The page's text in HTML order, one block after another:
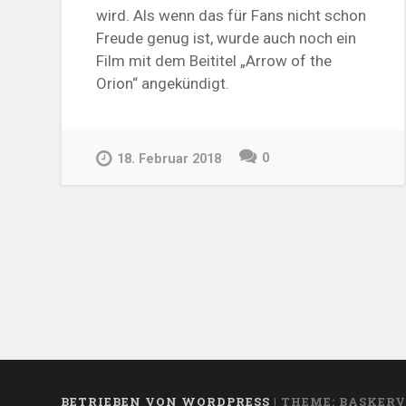
wird. Als wenn das für Fans nicht schon
Freude genug ist, wurde auch noch ein
Film mit dem Beititel „Arrow of the
Orion“ angekündigt.
18. Februar 2018 0
BETRIEBEN VON WORDPRESS | THEME: